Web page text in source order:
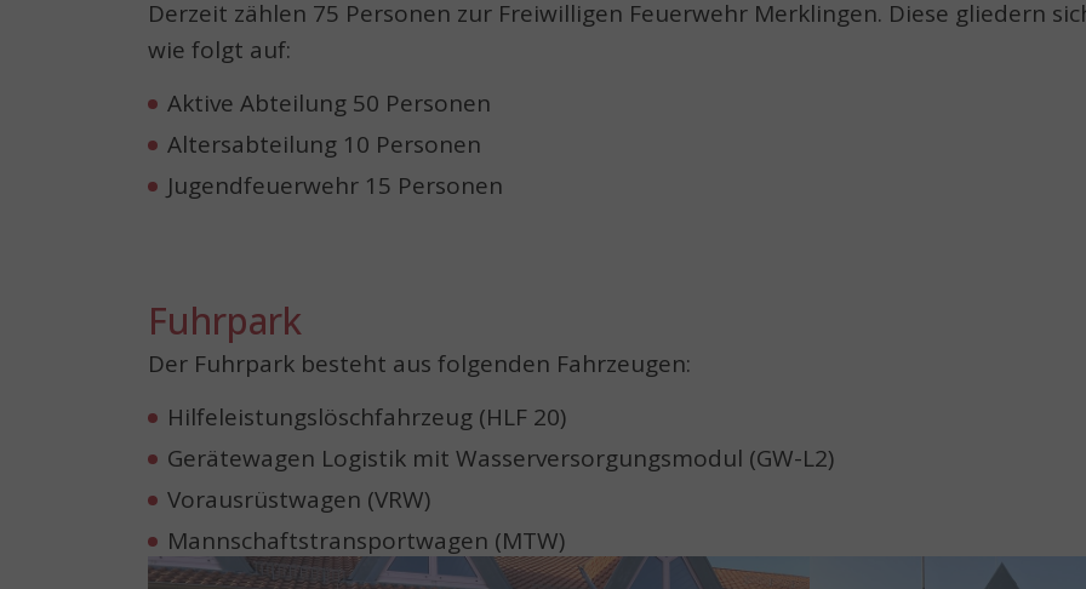
Derzeit zählen 75 Personen zur Freiwilligen Feuerwehr Merklingen. Diese gliedern
wie folgt auf:
Aktive Abteilung 50 Personen
Altersabteilung 10 Personen
Jugendfeuerwehr 15 Personen
Fuhrpark
Der Fuhrpark besteht aus folgenden Fahrzeugen:
Hilfeleistungslöschfahrzeug (HLF 20)
Gerätewagen Logistik mit Wasserversorgungsmodul (GW-L2)
Vorausrüstwagen (VRW)
Mannschaftstransportwagen (MTW)
Show larger version for: Show larger version for: